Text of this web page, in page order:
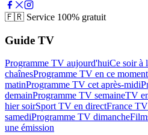
🇫🇷 Service 100% gratuit
Guide TV
Programme TV aujourd'huiCe soir
chaînesProgramme TV en ce moment
matinProgramme TV cet après-midi
demainProgramme TV semaineTV
hier soirSport TV en directFrance
samediProgramme TV dimanche
une émission